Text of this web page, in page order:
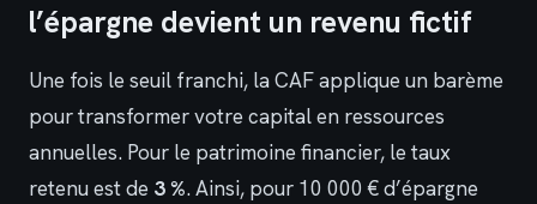
l’épargne devient un revenu fictif
Une fois le seuil franchi, la CAF applique un barème
pour transformer votre capital en ressources
annuelles. Pour le patrimoine financier, le taux
retenu est de 3 %. Ainsi, pour 10 000 € d’épargne